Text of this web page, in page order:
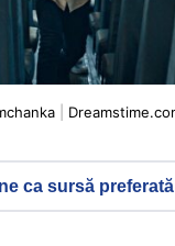
ca sursă